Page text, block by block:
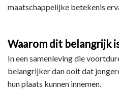
maatschappelijke betekenis
Waarom dit belangrijk
In een samenleving die
belangrijker dan ooit dat
hun plaats kunnen innemen.